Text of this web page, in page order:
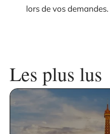
lors de vos demandes.
Les plus lus